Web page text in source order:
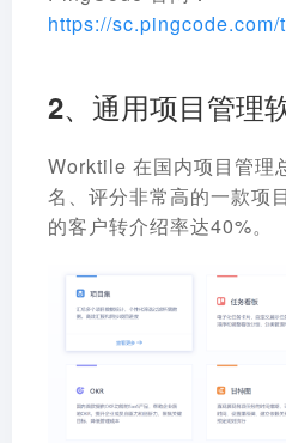
https://sc.pingcode.com/
2、通用项目管理
Worktile 在国内项目管理
名、评分非常高的一款项
的客户转介绍率达40%。